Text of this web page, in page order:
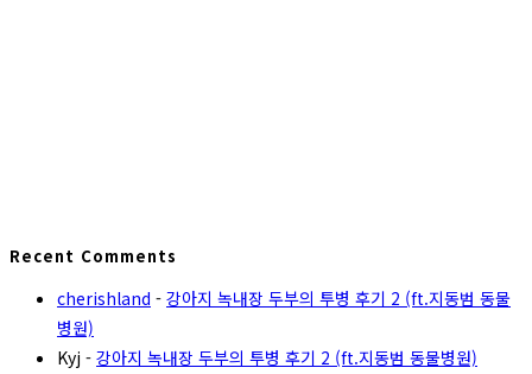
Recent Comments
cherishland - 강아지 녹내장 두부의 투병 후기 2 (ft.지동범 동물
병원)
Kyj - 강아지 녹내장 두부의 투병 후기 2 (ft.지동범 동물병원)